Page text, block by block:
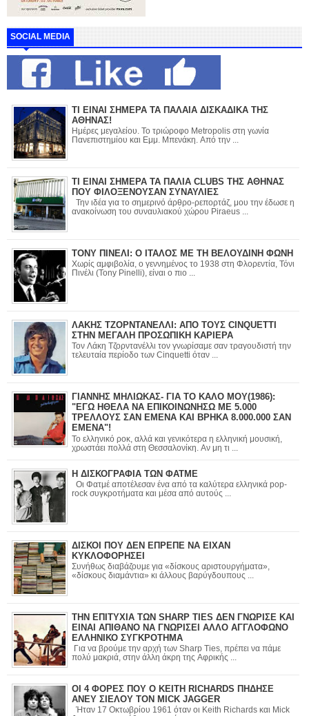
SOCIAL MEDIA
ΤΙ ΕΙΝΑΙ ΣΗΜΕΡΑ ΤΑ ΠΑΛΑΙΑ ΔΙΣΚΑΔΙΚΑ ΤΗΣ
ΑΘΗΝΑΣ!
Ημέρες μεγαλείου. Το τριώροφο Metropolis στη γωνία
Πανεπιστημίου και Εμμ. Μπενάκη. Από την ...
ΤΙ ΕΙΝΑΙ ΣΗΜΕΡΑ ΤΑ ΠΑΛΙΑ CLUBS ΤΗΣ ΑΘΗΝΑΣ
ΠΟΥ ΦΙΛΟΞΕΝΟΥΣΑΝ ΣΥΝΑΥΛΙΕΣ
Την ιδέα για το σημερινό άρθρο-ρεπορτάζ, μου την έδωσε η
ανακοίνωση του συναυλιακού χώρου Piraeus ...
ΤΟΝΥ ΠΙΝΕΛΙ: Ο ΙΤΑΛΟΣ ΜΕ ΤΗ ΒΕΛΟΥΔΙΝΗ ΦΩΝΗ
Χωρίς αμφιβολία, ο γεννημένος το 1938 στη Φλορεντία, Τόνι
Πινέλι (Tony Pinelli), είναι ο πιο ...
ΛΑΚΗΣ ΤΖΟΡΝΤΑΝΕΛΛΙ: ΑΠΟ ΤΟΥΣ CINQUETTI
ΣΤΗΝ ΜΕΓΑΛΗ ΠΡΟΣΩΠΙΚΗ ΚΑΡΙΕΡΑ
Τον Λάκη Τζορντανέλλι τον γνωρίσαμε σαν τραγουδιστή την
τελευταία περίοδο των Cinquetti όταν ...
ΓΙΑΝΝΗΣ ΜΗΛΙΩΚΑΣ- ΓΙΑ ΤΟ ΚΑΛΟ ΜΟΥ(1986):
"ΕΓΩ ΗΘΕΛΑ ΝΑ ΕΠΙΚΟΙΝΩΝΗΣΩ ΜΕ 5.000
ΤΡΕΛΛΟΥΣ ΣΑΝ ΕΜΕΝΑ ΚΑΙ ΒΡΗΚΑ 8.000.000 ΣΑΝ
ΕΜΕΝΑ"!
Το ελληνικό ροκ, αλλά και γενικότερα η ελληνική μουσική,
χρωστάει πολλά στη Θεσσαλονίκη. Αν μη τι ...
Η ΔΙΣΚΟΓΡΑΦΙΑ ΤΩΝ ΦΑΤΜΕ
Οι Φατμέ αποτέλεσαν ένα από τα καλύτερα ελληνικά pop-
rock συγκροτήματα και μέσα από αυτούς ...
ΔΙΣΚΟΙ ΠΟΥ ΔΕΝ ΕΠΡΕΠΕ ΝΑ ΕΙΧΑΝ
ΚΥΚΛΟΦΟΡΗΣΕΙ
Συνήθως διαβάζουμε για «δίσκους αριστουργήματα»,
«δίσκους διαμάντια» κι άλλους βαρύγδουπους ...
ΤΗΝ ΕΠΙΤΥΧΙΑ ΤΩΝ SHARP TIES ΔΕΝ ΓΝΩΡΙΣΕ ΚΑΙ
ΕΙΝΑΙ ΑΠΙΘΑΝΟ ΝΑ ΓΝΩΡΙΣΕΙ ΑΛΛΟ ΑΓΓΛΟΦΩΝΟ
ΕΛΛΗΝΙΚΟ ΣΥΓΚΡΟΤΗΜΑ
Για να βρούμε την αρχή των Sharp Ties, πρέπει να πάμε
πολύ μακριά, στην άλλη άκρη της Αφρικής ...
ΟΙ 4 ΦΟΡΕΣ ΠΟΥ Ο KEITH RICHARDS ΠΗΔΗΣΕ
ΑΝΕΥ ΣΙΕΛΟΥ ΤΟΝ MICK JAGGER
Ήταν 17 Οκτωβρίου 1961 όταν οι Keith Richards και Mick